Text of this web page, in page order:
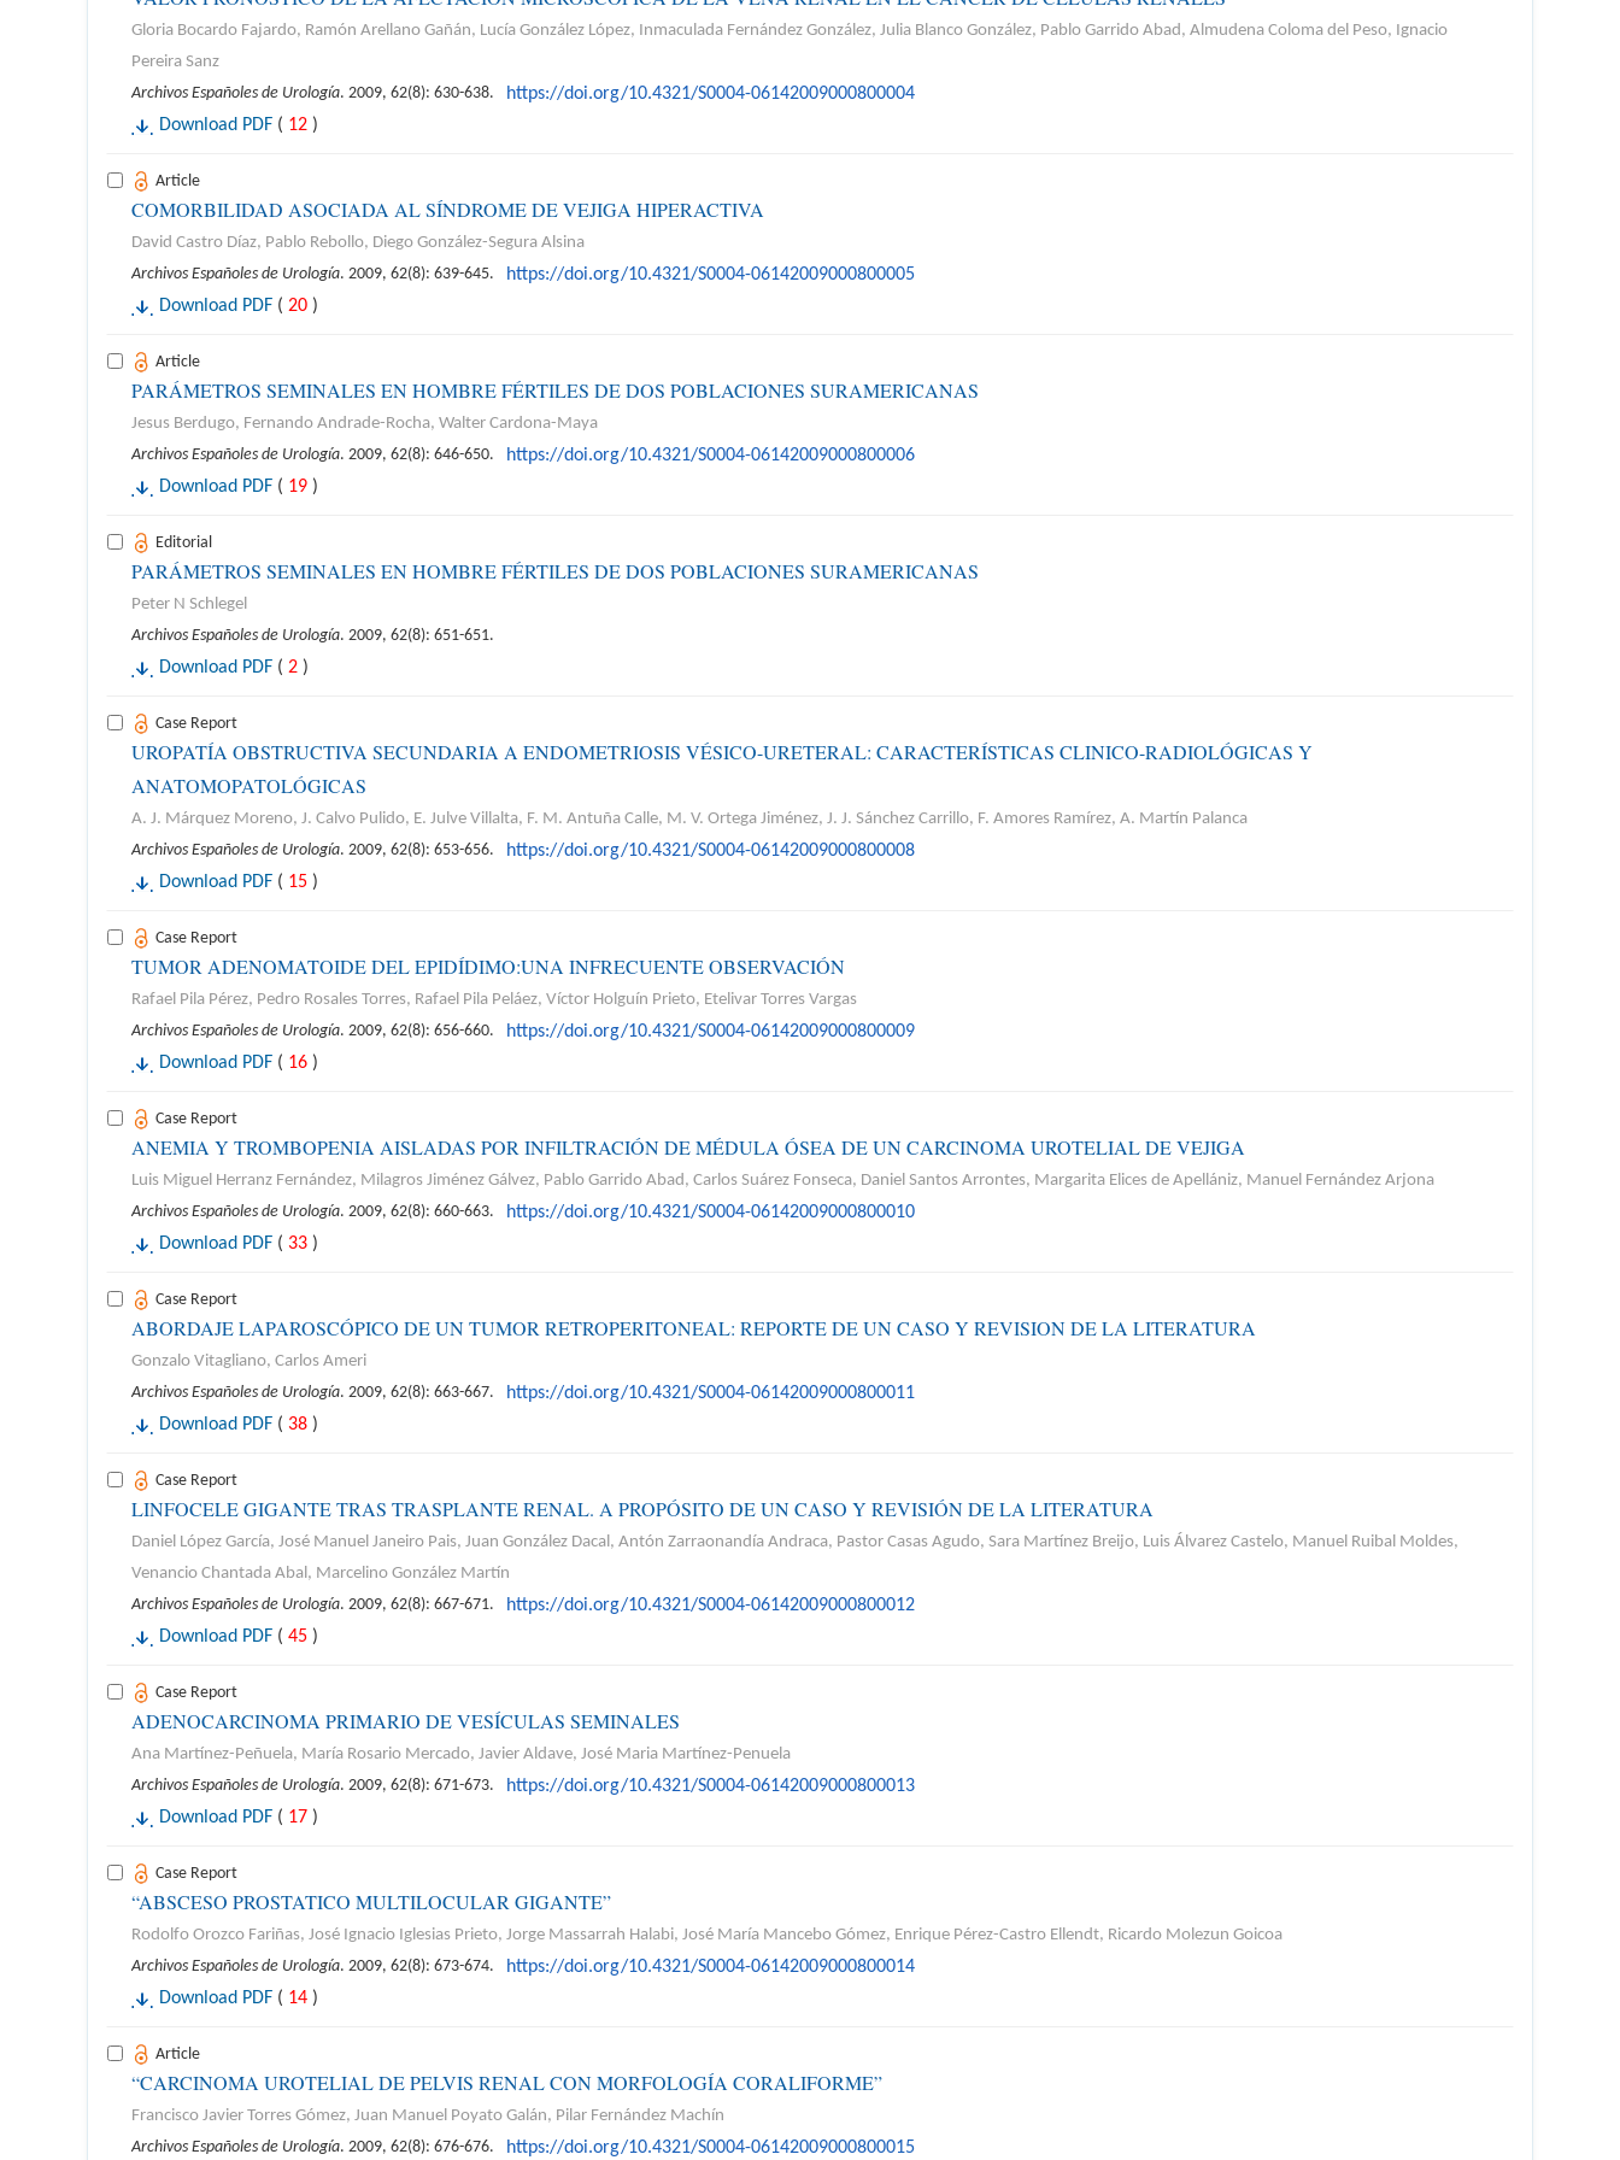
Gloria Bocardo Fajardo, Ramón Arellano Gañán, Lucía González López, Inmaculada Fernández González, Julia Blanco González, Pablo Garrido Abad, Almudena Coloma del Peso, Ignacio
Pereira Sanz
Archivos Españoles de Urología. 2009, 62(8): 630-638.
https://doi.org/10.4321/S0004-06142009000800004
Download PDF ( 12 )
Article
COMORBILIDAD ASOCIADA AL SÍNDROME DE VEJIGA HIPERACTIVA
David Castro Díaz, Pablo Rebollo, Diego González-Segura Alsina
Archivos Españoles de Urología. 2009, 62(8): 639-645.
https://doi.org/10.4321/S0004-06142009000800005
Download PDF ( 20 )
Article
PARÁMETROS SEMINALES EN HOMBRE FÉRTILES DE DOS POBLACIONES SURAMERICANAS
Jesus Berdugo, Fernando Andrade-Rocha, Walter Cardona-Maya
Archivos Españoles de Urología. 2009, 62(8): 646-650.
https://doi.org/10.4321/S0004-06142009000800006
Download PDF ( 19 )
Editorial
PARÁMETROS SEMINALES EN HOMBRE FÉRTILES DE DOS POBLACIONES SURAMERICANAS
Peter N Schlegel
Archivos Españoles de Urología. 2009, 62(8): 651-651.
Download PDF ( 2 )
Case Report
UROPATÍA OBSTRUCTIVA SECUNDARIA A ENDOMETRIOSIS VÉSICO-URETERAL: CARACTERÍSTICAS CLINICO-RADIOLÓGICAS Y
ANATOMOPATOLÓGICAS
A. J. Márquez Moreno, J. Calvo Pulido, E. Julve Villalta, F. M. Antuña Calle, M. V. Ortega Jiménez, J. J. Sánchez Carrillo, F. Amores Ramírez, A. Martín Palanca
Archivos Españoles de Urología. 2009, 62(8): 653-656.
https://doi.org/10.4321/S0004-06142009000800008
Download PDF ( 15 )
Case Report
TUMOR ADENOMATOIDE DEL EPIDÍDIMO:UNA INFRECUENTE OBSERVACIÓN
Rafael Pila Pérez, Pedro Rosales Torres, Rafael Pila Peláez, Víctor Holguín Prieto, Etelivar Torres Vargas
Archivos Españoles de Urología. 2009, 62(8): 656-660.
https://doi.org/10.4321/S0004-06142009000800009
Download PDF ( 16 )
Case Report
ANEMIA Y TROMBOPENIA AISLADAS POR INFILTRACIÓN DE MÉDULA ÓSEA DE UN CARCINOMA UROTELIAL DE VEJIGA
Luis Miguel Herranz Fernández, Milagros Jiménez Gálvez, Pablo Garrido Abad, Carlos Suárez Fonseca, Daniel Santos Arrontes, Margarita Elices de Apellániz, Manuel Fernández Arjona
Archivos Españoles de Urología. 2009, 62(8): 660-663.
https://doi.org/10.4321/S0004-06142009000800010
Download PDF ( 33 )
Case Report
ABORDAJE LAPAROSCÓPICO DE UN TUMOR RETROPERITONEAL: REPORTE DE UN CASO Y REVISION DE LA LITERATURA
Gonzalo Vitagliano, Carlos Ameri
Archivos Españoles de Urología. 2009, 62(8): 663-667.
https://doi.org/10.4321/S0004-06142009000800011
Download PDF ( 38 )
Case Report
LINFOCELE GIGANTE TRAS TRASPLANTE RENAL. A PROPÓSITO DE UN CASO Y REVISIÓN DE LA LITERATURA
Daniel López García, José Manuel Janeiro Pais, Juan González Dacal, Antón Zarraonandía Andraca, Pastor Casas Agudo, Sara Martínez Breijo, Luis Álvarez Castelo, Manuel Ruibal Moldes,
Venancio Chantada Abal, Marcelino González Martín
Archivos Españoles de Urología. 2009, 62(8): 667-671.
https://doi.org/10.4321/S0004-06142009000800012
Download PDF ( 45 )
Case Report
ADENOCARCINOMA PRIMARIO DE VESÍCULAS SEMINALES
Ana Martínez-Peñuela, María Rosario Mercado, Javier Aldave, José Maria Martínez-Penuela
Archivos Españoles de Urología. 2009, 62(8): 671-673.
https://doi.org/10.4321/S0004-06142009000800013
Download PDF ( 17 )
Case Report
“ABSCESO PROSTATICO MULTILOCULAR GIGANTE”
Rodolfo Orozco Fariñas, José Ignacio Iglesias Prieto, Jorge Massarrah Halabi, José María Mancebo Gómez, Enrique Pérez-Castro Ellendt, Ricardo Molezun Goicoa
Archivos Españoles de Urología. 2009, 62(8): 673-674.
https://doi.org/10.4321/S0004-06142009000800014
Download PDF ( 14 )
Article
“CARCINOMA UROTELIAL DE PELVIS RENAL CON MORFOLOGÍA CORALIFORME”
Francisco Javier Torres Gómez, Juan Manuel Poyato Galán, Pilar Fernández Machín
Archivos Españoles de Urología. 2009, 62(8): 676-676. https://doi.org/10.4321/S0004-06142009000800015